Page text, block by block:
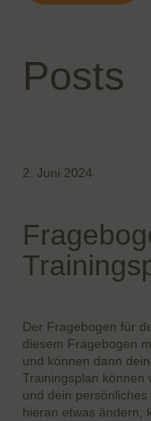
Posts
2. Juni 2024
Der Fragebogen für
diesem Fragebogen
und können dann
Trainingsplan können
und dein
hieran etwas ändern,